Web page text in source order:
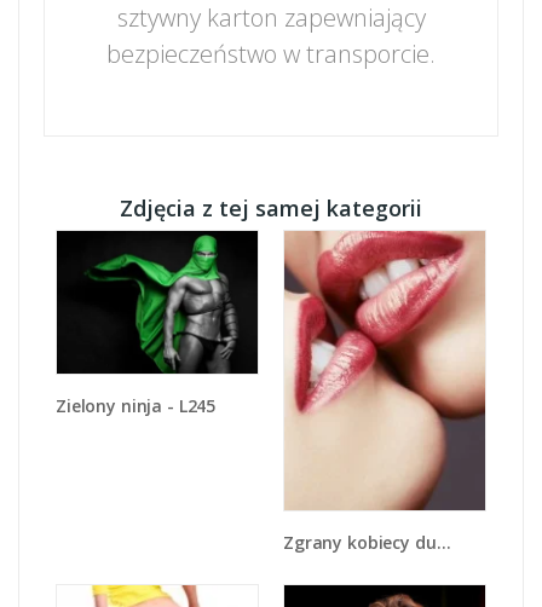
sztywny karton zapewniający
bezpieczeństwo w transporcie.
Zdjęcia z tej samej kategorii
Zielony ninja - L245
Zgrany kobiecy duet - L112